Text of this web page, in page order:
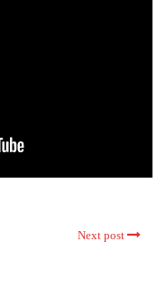
Next post